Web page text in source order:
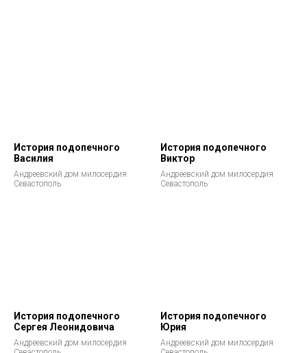
История подопечного
Василия
Андреевский дом милосердия
Севастополь
История подопечного
Виктор
Андреевский дом милосердия
Севастополь
История подопечного
Сергея Леонидовича
Андреевский дом милосердия
История подопечного
Юрия
Андреевский дом милосердия